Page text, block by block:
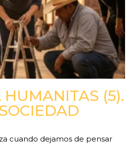
(5).
cuando dejamos de pensar